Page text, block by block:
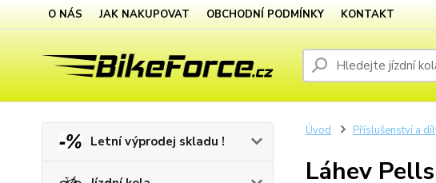
O NÁS JAK NAKUPOVAT OBCHODNÍ PODMÍNKY KONTAKT
Letní výprodej skladu !
Úvod Příslušenství a
Láhev